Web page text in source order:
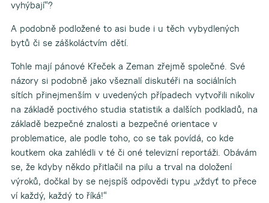
vyhýbají“?
A podobně podložené to asi bude i u těch vybydlených
bytů či se záškoláctvím dětí.
Tohle mají pánové Křeček a Zeman zřejmě společné. Své
názory si podobně jako všeznalí diskutéři na sociálních
sítích přinejmenším v uvedených případech vytvořili nikoliv
na základě poctivého studia statistik a dalších podkladů, na
základě bezpečné znalosti a bezpečné orientace v
problematice, ale podle toho, co se tak povídá, co kde
koutkem oka zahlédli v té či oné televizní reportáži. Obávám
se, že kdyby někdo přitlačil na pilu a trval na doložení
výroků, dočkal by se nejspíš odpovědi typu „vždyť to přece
ví každý, každý to říká!“